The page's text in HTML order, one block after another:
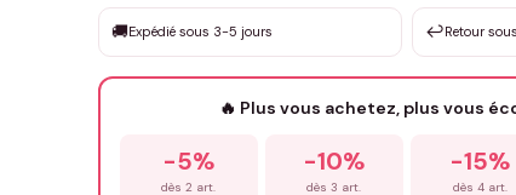
Que souhaitez-vous ?
🚚Expédié sous 3-5 jours ↩️Retour
🔥 Plus vous achetez, plus vous
-5%
dès 2 art.
-10%
dès 3 art.
-15%
dès 4 art.